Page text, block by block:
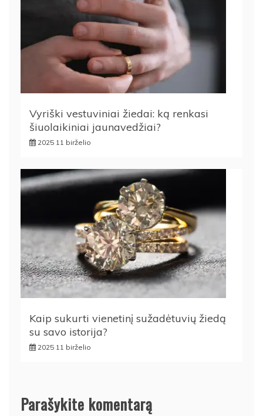
Vyriški vestuviniai žiedai: ką renkasi
šiuolaikiniai jaunavedžiai?
2025 11 birželio
Kaip sukurti vienetinį sužadėtuvių žiedą
su savo istorija?
2025 11 birželio
Parašykite komentarą